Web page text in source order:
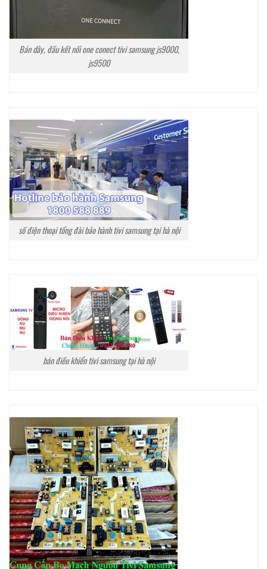
Bán dây, đầu kết nối one conect tivi samsung js9000,
js9500
số điện thoại tổng đài bảo hành tivi samsung tại hà nội
bán điều khiển tivi samsung tại hà nội